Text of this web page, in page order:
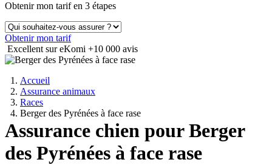
Obtenir mon tarif en 3 étapes
Obtenir mon tarif
Excellent sur eKomi +10 000 avis
Accueil
Assurance animaux
Races
Berger des Pyrénées à face rase
Assurance chien pour Berger
des Pyrénées à face rase